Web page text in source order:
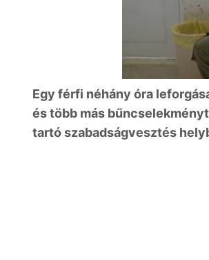
Egy férfi néhány óra
és több más
tartó szabadságvesztés